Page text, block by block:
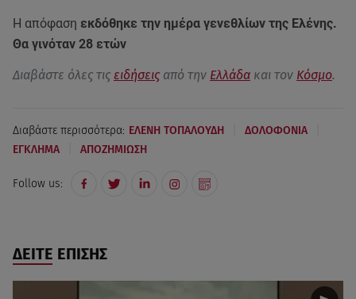
Η απόφαση εκδόθηκε την ημέρα γενεθλίων της Ελένης.
Θα γινόταν 28 ετών
Διαβάστε όλες τις ειδήσεις από την Ελλάδα και τον Κόσμο.
Διαβάστε περισσότερα: ΕΛΕΝΗ ΤΟΠΑΛΟΥΔΗ ΔΟΛΟΦΟΝΙΑ
ΕΓΚΛΗΜΑ ΑΠΟΖΗΜΙΩΣΗ
Follow us:
ΔΕΙΤΕ ΕΠΙΣΗΣ